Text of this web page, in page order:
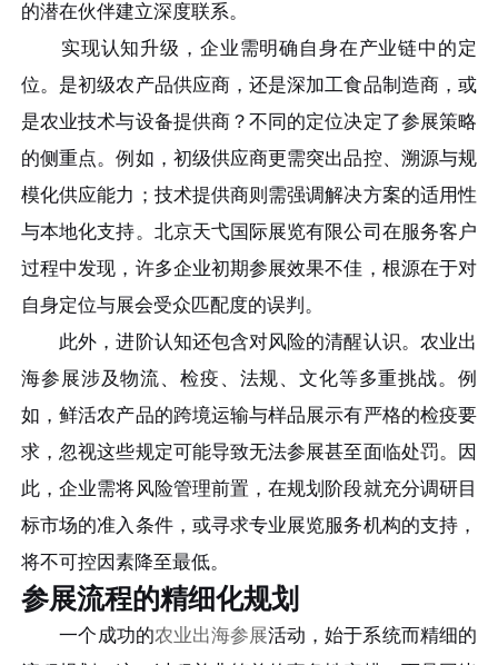
的潜在伙伴建立深度联系。
实现认知升级，企业需明确自身在产业链中的定
位。是初级农产品供应商，还是深加工食品制造商，或
是农业技术与设备提供商？不同的定位决定了参展策略
的侧重点。例如，初级供应商更需突出品控、溯源与规
模化供应能力；技术提供商则需强调解决方案的适用性
与本地化支持。北京天弋国际展览有限公司在服务客户
过程中发现，许多企业初期参展效果不佳，根源在于对
自身定位与展会受众匹配度的误判。
此外，进阶认知还包含对风险的清醒认识。农业出
海参展涉及物流、检疫、法规、文化等多重挑战。例
如，鲜活农产品的跨境运输与样品展示有严格的检疫要
求，忽视这些规定可能导致无法参展甚至面临处罚。因
此，企业需将风险管理前置，在规划阶段就充分调研目
标市场的准入条件，或寻求专业展览服务机构的支持，
将不可控因素降至最低。
参展流程的精细化规划
一个成功的农业出海参展活动，始于系统而精细的